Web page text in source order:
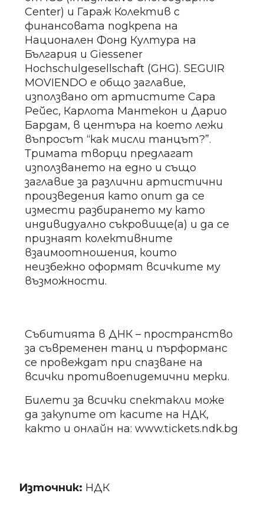
Center) и Гараж Колектив с
финансовата подкрепа на
Национален Фонд Култура на
България и Giessener
Hochschulgesellschaft (GHG). SEGUIR
MOVIENDO е общо заглавие,
използвано от артистите Сара
Рейес, Карлота Мантекон и Дарио
Бардам, в центъра на което лежи
въпросът “как мисли танцът?”.
Тримата творци предлагат
използването на едно и също
заглавие за различни артистични
произведения като опит да се
измести разбирането му като
индивидуално съкровище(а) и да се
признаят колективните
взаимоотношения, които
неизбежно оформят всичките му
възможности.
Събитията в ДНК – пространство
за съвременен танц и пърформанс
се провеждат при спазване на
всички противоепидемични мерки.
Билети за всички спектакли може
да закупите от касите на НДК,
както и онлайн на: www.tickets.ndk.bg
Източник: НДК